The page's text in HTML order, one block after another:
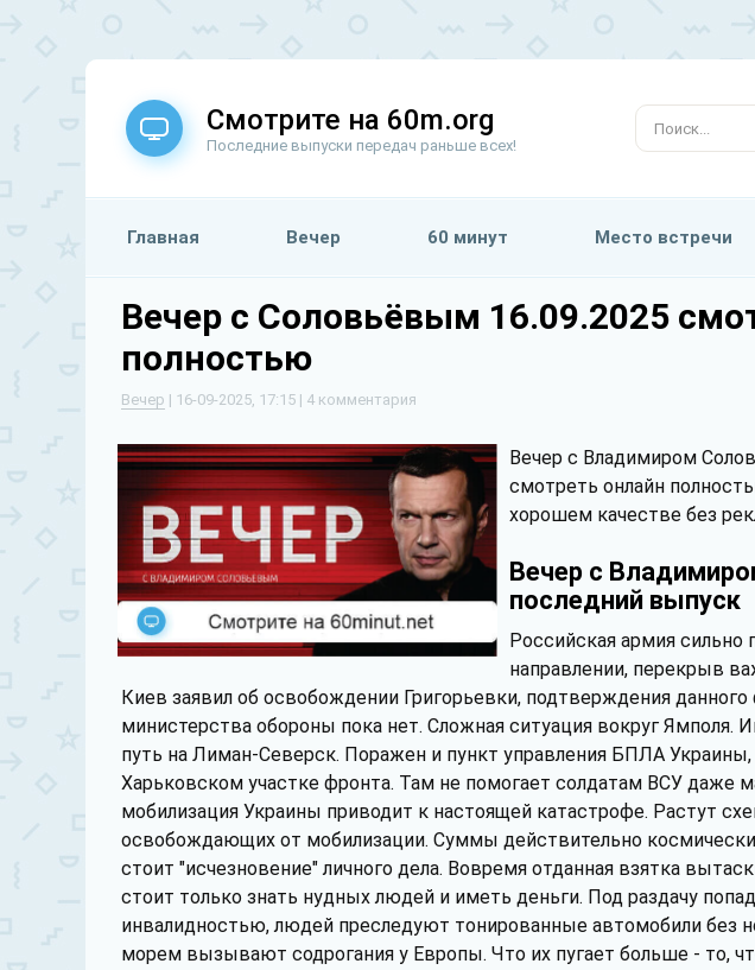
Смотрите на 60m.org
Последние выпуски передач раньше всех!
Главная Вечер 60 минут Место встречи
Вечер с Соловьёвым 16.09.2025
полностью
Вечер | 16-09-2025, 17:15 | 4 комментария
Вечер с Владимиром
смотреть онлайн
хорошем качестве без
Вечер с
последний выпуск
Российская армия
направлении, перекрыв
Киев заявил об освобождении Григорьевки, подтверждения данного
министерства обороны пока нет. Сложная ситуация вокруг Ямполя.
путь на Лиман-Северск. Поражен и пункт управления БПЛА Украины,
Харьковском участке фронта. Там не помогает солдатам ВСУ даже
мобилизация Украины приводит к настоящей катастрофе. Растут
освобождающих от мобилизации. Суммы действительно
стоит "исчезновение" личного дела. Вовремя отданная взятка
стоит только знать нудных людей и иметь деньги. Под раздачу
инвалидностью, людей преследуют тонированные автомобили без
морем вызывают содрогания у Европы. Что их пугает больше - то,